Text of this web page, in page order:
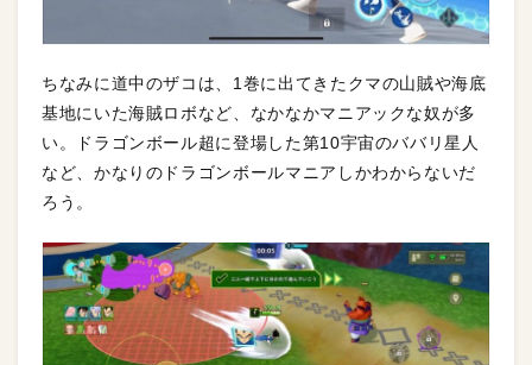
ちなみに道中のザコは、1巻に出てきたクマの山賊や海底
基地にいた海賊ロボなど、なかなかマニアックな奴が多
い。ドラゴンボール超に登場した第10宇宙のババリ星人
など、かなりのドラゴンボールマニアしかわからないだ
ろう。